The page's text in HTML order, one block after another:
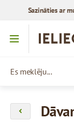
Sazināties ar
Iet uz saturu